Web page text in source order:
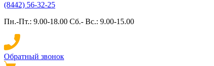
(8442) 56-32-25
Пн.-Пт.: 9.00-18.00 Сб.- Вс.: 9.00-15.00
Обратный звонок